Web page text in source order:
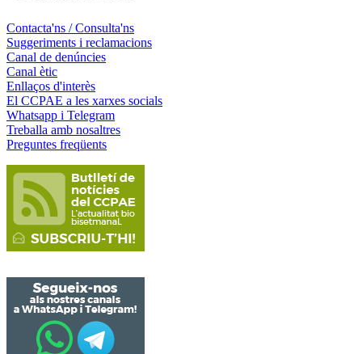
Contacta'ns / Consulta'ns
Suggeriments i reclamacions
Canal de denúncies
Canal ètic
Enllaços d'interès
El CCPAE a les xarxes socials
Whatsapp i Telegram
Treballa amb nosaltres
Preguntes freqüents